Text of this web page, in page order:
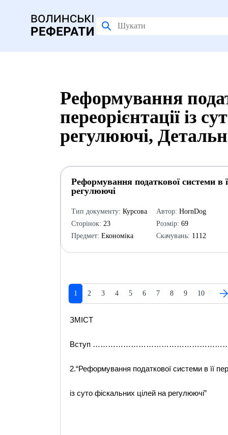
Реформування
переорієнтації із
регулюючі,
Реформування податкової системи в
регулюючі
Тип документу: Курсова
Сторінок: 23
Предмет: Економіка
Автор: HornDog
Розмір: 69
Скачувань: 1112
1 2 3 4 5 6 7 8 9 10
ЗМІСТ
Вступ
2.“Реформування податкової системи в її
із суто фіскальних цілей на регулюючі”